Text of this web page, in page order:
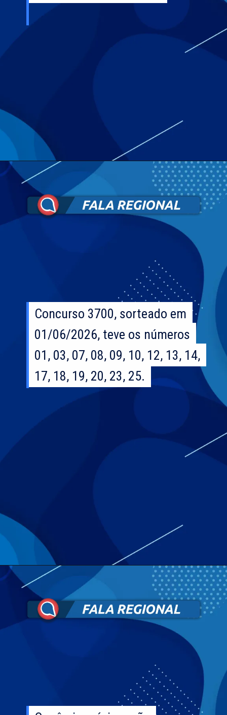
Concurso 3700, sorteado em
01/06/2026, teve os números
01, 03, 07, 08, 09, 10, 12, 13, 14,
17, 18, 19, 20, 23, 25.
Concurso 3700, sorteado em
01/06/2026, teve os números
01, 03, 07, 08, 09, 10, 12, 13, 14,
17, 18, 19, 20, 23, 25.